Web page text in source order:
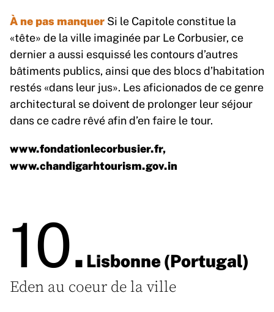
À ne pas manquer Si le Capitole constitue la
«tête» de la ville imaginée par Le Corbusier, ce
dernier a aussi esquissé les contours d’autres
bâtiments publics, ainsi que des blocs d’habitation
restés «dans leur jus». Les aficionados de ce genre
architectural se doivent de prolonger leur séjour
dans ce cadre rêvé afin d’en faire le tour.
www.fondationlecorbusier.fr,
www.chandigarhtourism.gov.in
10.Lisbonne (Portugal)
Eden au coeur de la ville